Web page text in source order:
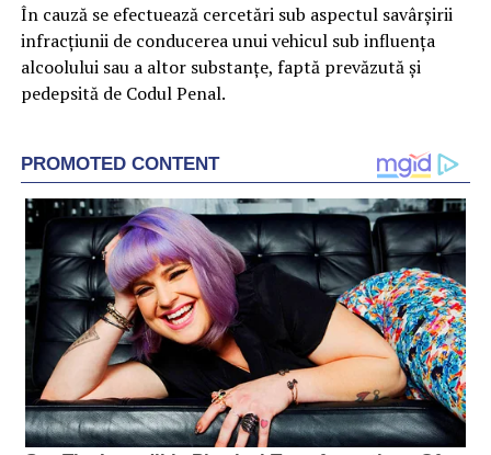
În cauză se efectuează cercetări sub aspectul savârşirii
infracţiunii de conducerea unui vehicul sub influenţa
alcoolului sau a altor substanţe, faptă prevăzută şi
pedepsită de Codul Penal.